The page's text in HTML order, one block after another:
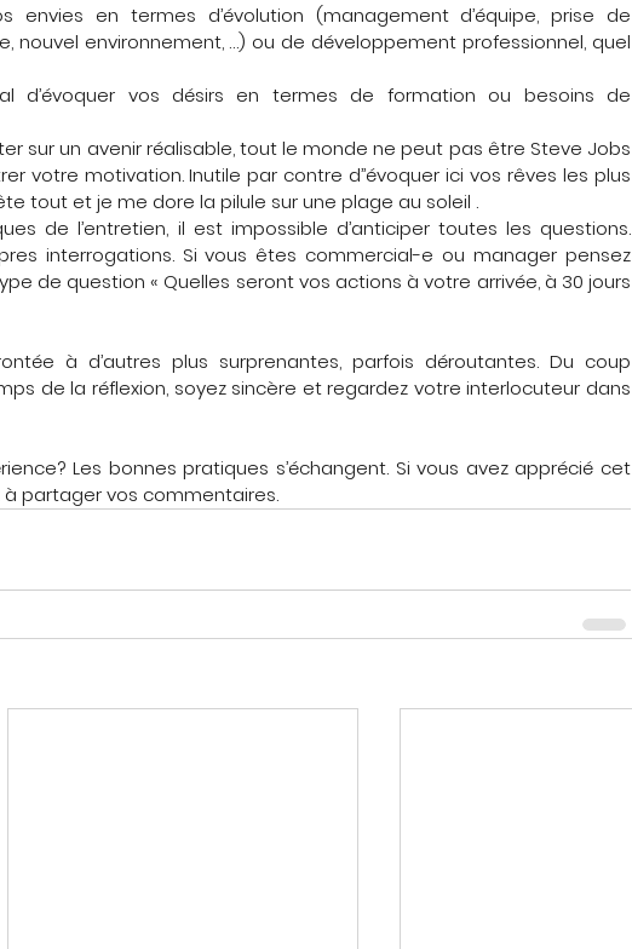
envies en termes d’évolution (management d’équipe, prise de
nouvel environnement, …) ou de développement professionnel, quel
d’évoquer vos désirs en termes de formation ou besoins de
sur un avenir réalisable, tout le monde ne peut pas être Steve Jobs
votre motivation. Inutile par contre d’’évoquer ici vos rêves les plus
tout et je me dore la pilule sur une plage au soleil .
de l’entretien, il est impossible d’anticiper toutes les questions.
interrogations. Si vous êtes commercial-e ou manager pensez
de question « Quelles seront vos actions à votre arrivée, à 30 jours
à d’autres plus surprenantes, parfois déroutantes. Du coup
de la réflexion, soyez sincère et regardez votre interlocuteur dans
Les bonnes pratiques s’échangent. Si vous avez apprécié cet
à partager vos commentaires.